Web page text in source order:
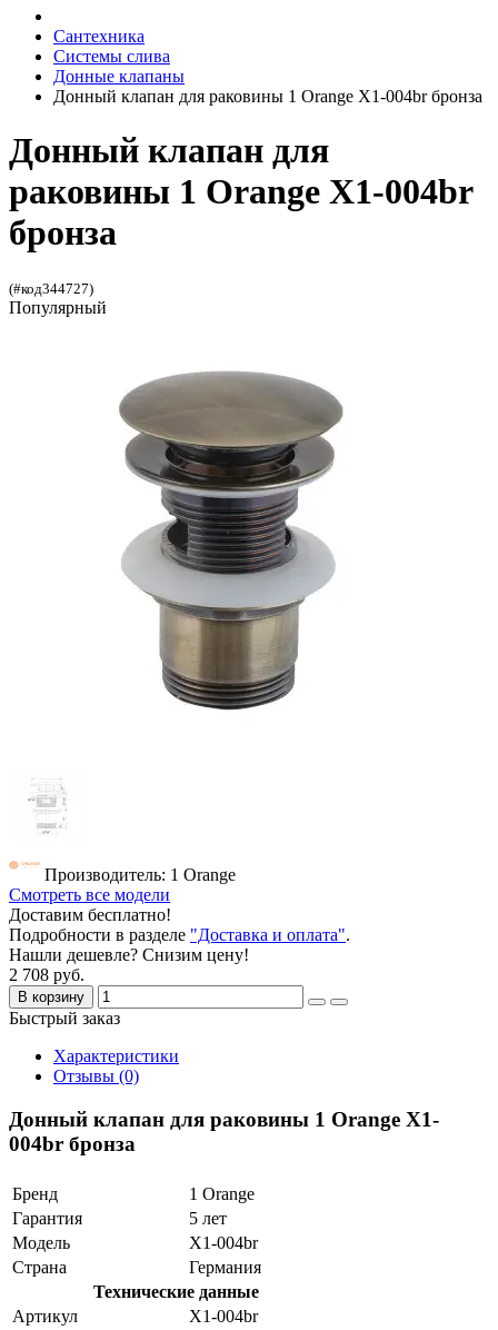
Сантехника
Системы слива
Донные клапаны
Донный клапан для раковины 1 Orange X1-004br бронза
Донный клапан для
раковины 1 Orange X1-004br
бронза
(#код344727)
Популярный
Производитель: 1 Orange
Смотреть все модели
Доставим бесплатно!
Подробности в разделе "Доставка и оплата".
Нашли дешевле? Снизим цену!
2 708 руб.
В корзину
Быстрый заказ
Характеристики
Отзывы (0)
Донный клапан для раковины 1 Orange X1-
004br бронза
Бренд
1 Orange
Гарантия
5 лет
Модель
X1-004br
Страна
Германия
Технические данные
Артикул
X1-004br